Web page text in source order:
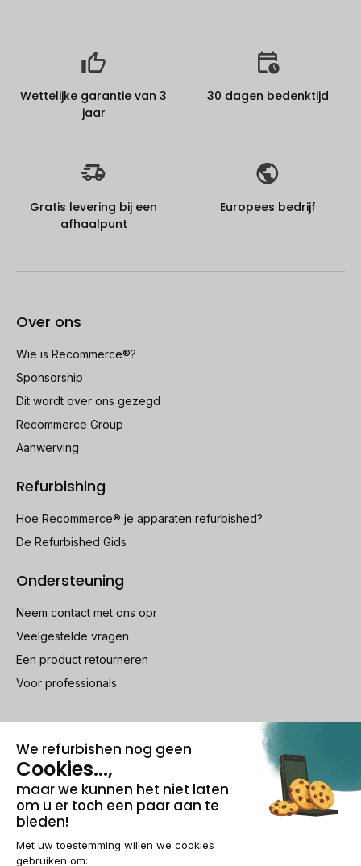
Wettelijke garantie van 3
jaar
30 dagen bedenktijd
Gratis levering bij een
afhaalpunt
Europees bedrijf
Over ons
Wie is Recommerce®?
Sponsorship
Dit wordt over ons gezegd
Recommerce Group
Aanwerving
Refurbishing
Hoe Recommerce® je apparaten refurbished?
De Refurbished Gids
Ondersteuning
Neem contact met ons opr
Veelgestelde vragen
Een product retourneren
Voor professionals
100% beveiligde betaling
Wettelijke vermeldingen & AGBeheer van cookies